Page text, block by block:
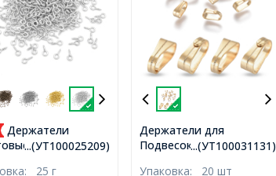
...(УТ100025209)
Держатели
штифты с
25 г
...(УТ100031131)
Держатели для
Подвесок,
Упаковка: 20 шт